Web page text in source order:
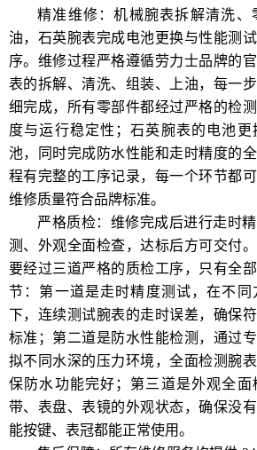
精准维修：机械腕表拆解清洗、
油，石英腕表完成电池更换与性能测
序。维修过程严格遵循劳力士品牌的
表的拆解、清洗、组装、上油，每一
细完成，所有零部件都经过严格的检
度与运行稳定性；石英腕表的电池
池，同时完成防水性能和走时精度的
程有完整的工序记录，每一个环节都
维修质量符合品牌标准。
严格质检：维修完成后进行走时
测、外观全面检查，达标后方可交付
要经过三道严格的质检工序，只有全
节：第一道是走时精度测试，在不同
下，连续测试腕表的走时误差，确保
标准；第二道是防水性能检测，通过
拟不同水深的压力环境，全面检测腕
保防水功能完好；第三道是外观全面
带、表盘、表镜的外观状态，确保没
能按键、表冠都能正常使用。